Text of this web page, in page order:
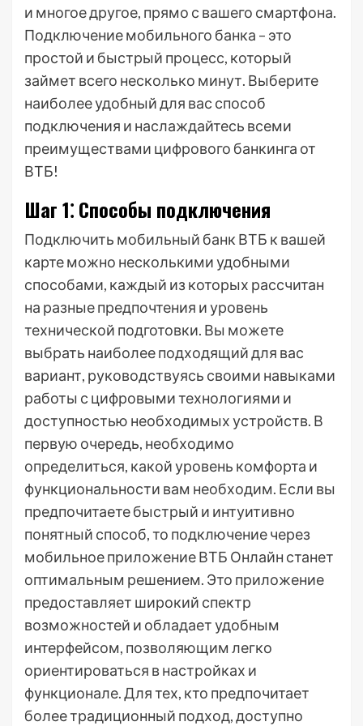
и многое другое, прямо с вашего смартфона.
Подключение мобильного банка – это
простой и быстрый процесс, который
займет всего несколько минут. Выберите
наиболее удобный для вас способ
подключения и наслаждайтесь всеми
преимуществами цифрового банкинга от
ВТБ!
Шаг 1⁚ Способы подключения
Подключить мобильный банк ВТБ к вашей
карте можно несколькими удобными
способами, каждый из которых рассчитан
на разные предпочтения и уровень
технической подготовки. Вы можете
выбрать наиболее подходящий для вас
вариант, руководствуясь своими навыками
работы с цифровыми технологиями и
доступностью необходимых устройств. В
первую очередь, необходимо
определиться, какой уровень комфорта и
функциональности вам необходим. Если вы
предпочитаете быстрый и интуитивно
понятный способ, то подключение через
мобильное приложение ВТБ Онлайн станет
оптимальным решением. Это приложение
предоставляет широкий спектр
возможностей и обладает удобным
интерфейсом, позволяющим легко
ориентироваться в настройках и
функционале. Для тех, кто предпочитает
более традиционный подход, доступно